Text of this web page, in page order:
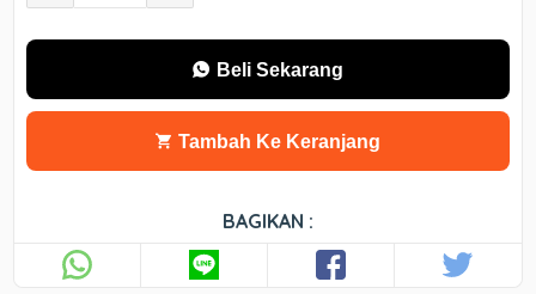
Beli Sekarang
Tambah Ke Keranjang
BAGIKAN :